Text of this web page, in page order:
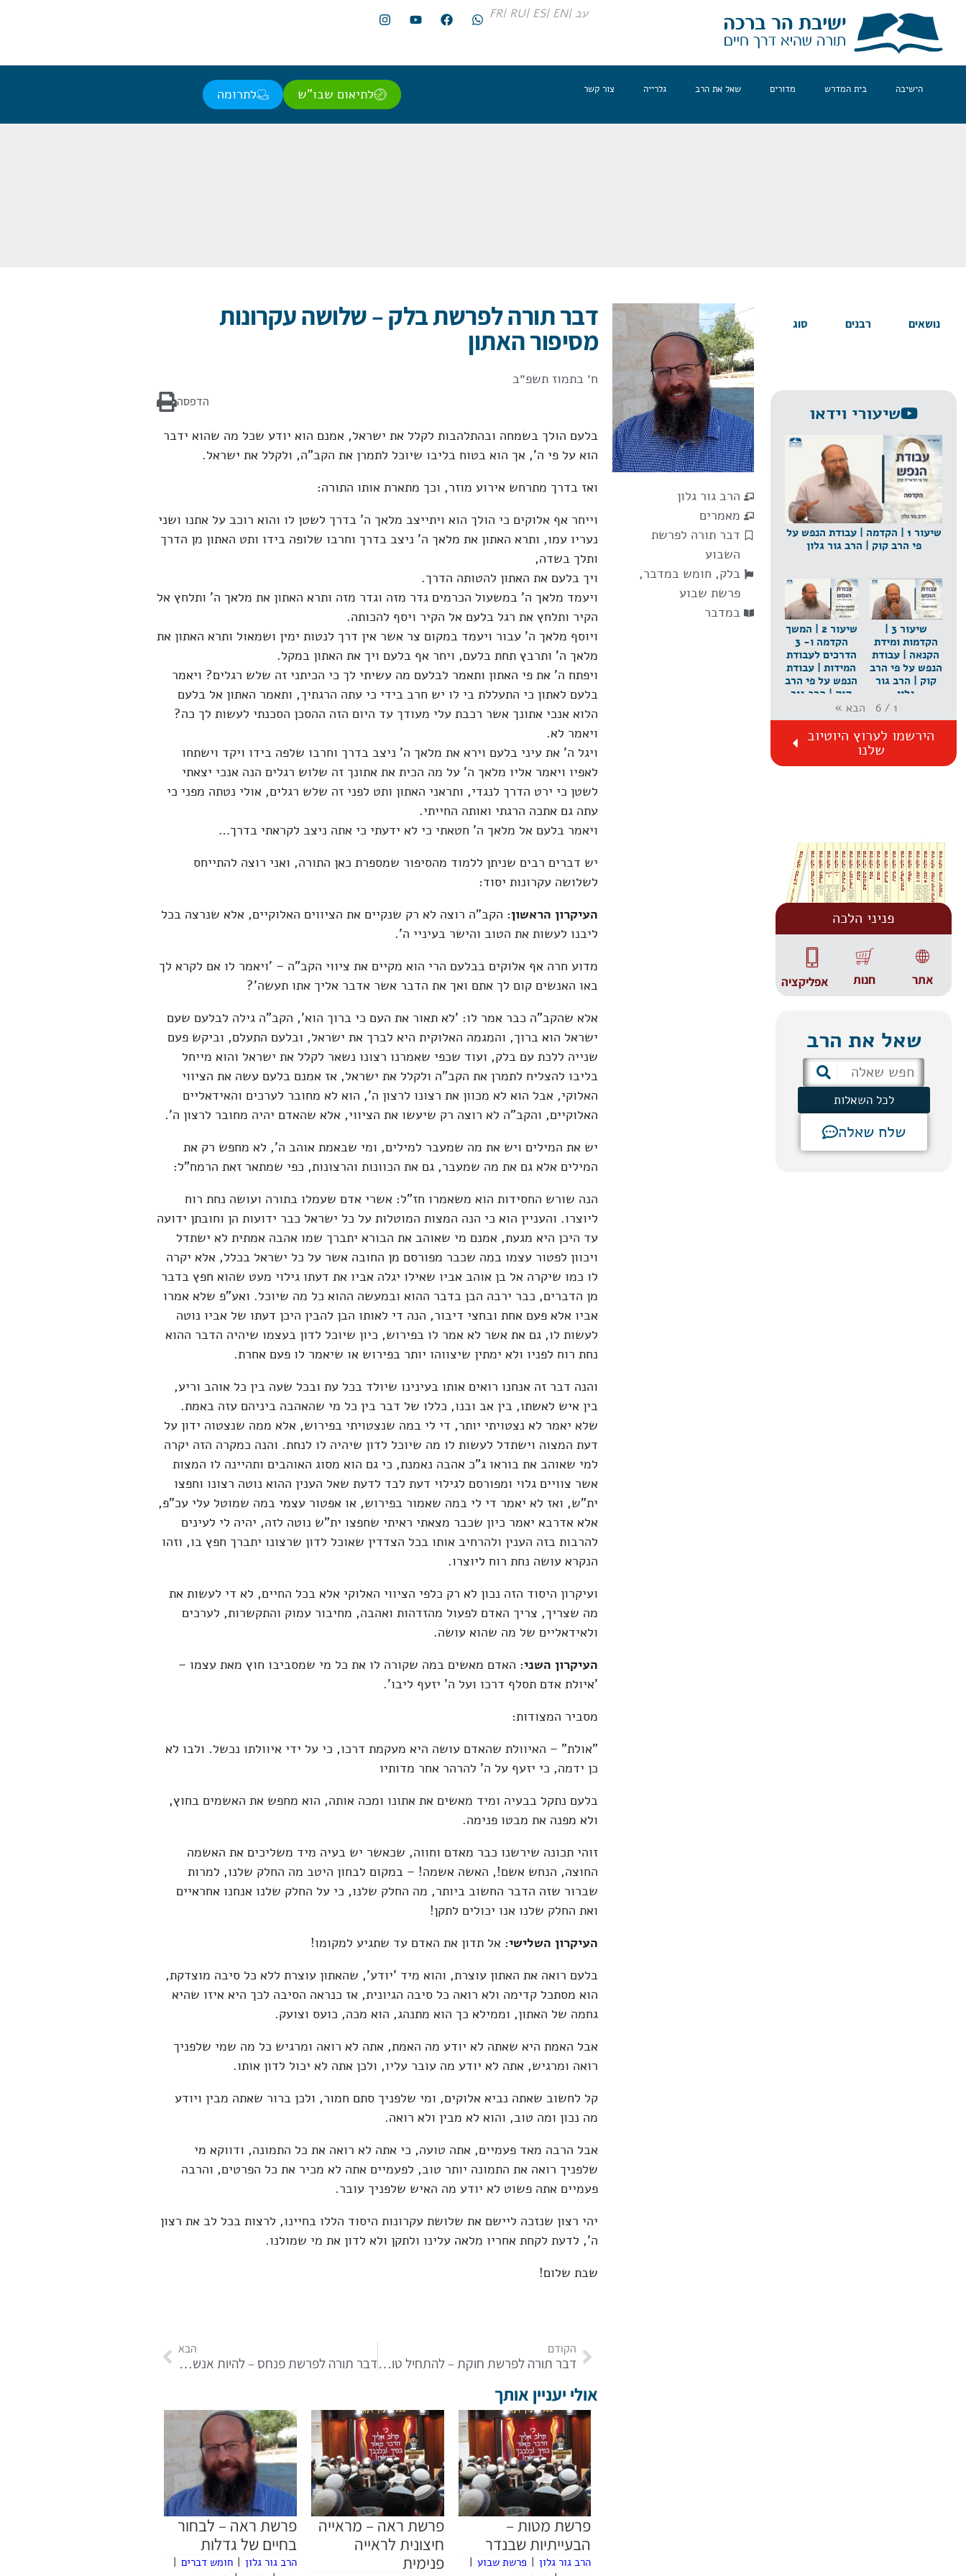
עב |EN |
ES |
RU |
FR
הישיבה בית המדרש מדורים שאל את הרב גלרייה צור קשר לתיאום שבו"ש לתרומה
נושאים רבנים סוג
שיעורי וידאו
שיעור 1 | הקדמה | עבודת הנפש על
פי הרב קוק | הרב גור גלון
שיעור 2 | המשך
הקדמה ו- 3
הדרכים לעבודת
המידות | עבודת
הנפש על פי הרב
קוק | הרב גור
הקדמות ומידת
הקנאה | עבודת
הנפש על פי הרב
קוק | הרב גור
גלון
1
/
6 הבא »
הירשמו לערוץ היוטיוב
שלנו
פניני הלכה
אתר חנות אפליקציה
שאל את הרב
לכל השאלות
שלח שאלה
הרב גור גלון
מאמרים
דבר תורה לפרשת
השבוע
בלק, חומש במדבר,
פרשת שבוע
במדבר
דבר תורה לפרשת בלק – שלושה עקרונות
מסיפור האתון
ח׳ בתמוז תשפ״ב
הדפסה
בלעם הולך בשמחה ובהתלהבות לקלל את ישראל, אמנם הוא יודע שכל מה שהוא ידבר
הוא על פי ה', אך הוא בטוח בליבו שיוכל לתמרן את הקב"ה, ולקלל את ישראל.
ואז בדרך מתרחש אירוע מוזר, וכך מתארת אותו התורה:
וייחר אף אלוקים כי הולך הוא ויתייצב מלאך ה' בדרך לשטן לו והוא רוכב על אתנו ושני
נעריו עמו, ותרא האתון את מלאך ה' ניצב בדרך וחרבו שלופה בידו ותט האתון מן הדרך
ותלך בשדה,
ויך בלעם את האתון להטותה הדרך.
ויעמד מלאך ה' במשעול הכרמים גדר מזה וגדר מזה ותרא האתון את מלאך ה' ותלחץ אל
הקיר ותלחץ את רגל בלעם אל הקיר ויסף להכותה.
ויוסף מלאך ה' עבור ויעמד במקום צר אשר אין דרך לנטות ימין ושמאול ותרא האתון את
מלאך ה' ותרבץ תחת בלעם, ויחר אף בלעם ויך את האתון במקל.
ויפתח ה' את פי האתון ותאמר לבלעם מה עשיתי לך כי הכיתני זה שלש רגלים? ויאמר
בלעם לאתון כי התעללת בי לו יש חרב בידי כי עתה הרגתיך, ותאמר האתון אל בלעם
הלוא אנכי אתונך אשר רכבת עלי מעודך עד היום הזה ההסכן הסכנתי לעשות לך כה?
ויאמר לא.
ויגל ה' את עיני בלעם וירא את מלאך ה' ניצב בדרך וחרבו שלפה בידו ויקד וישתחו
לאפיו ויאמר אליו מלאך ה' על מה הכית את אתונך זה שלוש רגלים הנה אנכי יצאתי
לשטן כי ירט הדרך לנגדי, ותראני האתון ותט לפני זה שלש רגלים, אולי נטתה מפני כי
עתה גם אתכה הרגתי ואותה החייתי.
ויאמר בלעם אל מלאך ה' חטאתי כי לא ידעתי כי אתה ניצב לקראתי בדרך…
יש דברים רבים שניתן ללמוד מהסיפור שמספרת כאן התורה, ואני רוצה להתייחס
לשלושה עקרונות יסוד:
העיקרון הראשון: הקב"ה רוצה לא רק שנקיים את הציווים האלוקיים, אלא שנרצה בכל
ליבנו לעשות את הטוב והישר בעיניי ה'.
מדוע חרה אף אלוקים בבלעם הרי הוא מקיים את ציווי הקב"ה – 'ויאמר לו אם לקרא לך
באו האנשים קום לך אתם ואך את הדבר אשר אדבר אליך אתו תעשה'?
אלא שהקב"ה כבר אמר לו: 'לא תאור את העם כי ברוך הוא', הקב"ה גילה לבלעם שעם
ישראל הוא ברוך, והמגמה האלוקית היא לברך את ישראל, ובלעם התעלם, וביקש פעם
שנייה ללכת עם בלק, ועוד שכפי שאמרנו רצונו נשאר לקלל את ישראל והוא מייחל
בליבו להצליח לתמרן את הקב"ה ולקלל את ישראל, אז אמנם בלעם עשה את הציווי
האלוקי, אבל הוא לא מכוון את רצונו לרצון ה', הוא לא מחובר לערכים והאידאליים
האלוקיים, והקב"ה לא רוצה רק שיעשו את הציווי, אלא שהאדם יהיה מחובר לרצון ה'.
יש את המילים ויש את מה שמעבר למילים, ומי שבאמת אוהב ה', לא מחפש רק את
המילים אלא גם את מה שמעבר, גם את הכוונות והרצונות, כפי שמתאר זאת הרמח"ל:
הנה שורש החסידות הוא משאמרו חז"ל: אשרי אדם שעמלו בתורה ועושה נחת רוח
ליוצרו. והעניין הוא כי הנה המצות המוטלות על כל ישראל כבר ידועות הן וחובתן ידועה
עד היכן היא מגעת, אמנם מי שאוהב את הבורא יתברך שמו אהבה אמתית לא ישתדל
ויכוון לפטור עצמו במה שכבר מפורסם מן החובה אשר על כל ישראל בכלל, אלא יקרה
לו כמו שיקרה אל בן אוהב אביו שאילו יגלה אביו את דעתו גילוי מעט שהוא חפץ בדבר
מן הדברים, כבר ירבה הבן בדבר ההוא ובמעשה ההוא כל מה שיוכל. ואע"פ שלא אמרו
אביו אלא פעם אחת ובחצי דיבור, הנה די לאותו הבן להבין היכן דעתו של אביו נוטה
לעשות לו, גם את אשר לא אמר לו בפירוש, כיון שיוכל לדון בעצמו שיהיה הדבר ההוא
נחת רוח לפניו ולא ימתין שיצווהו יותר בפירוש או שיאמר לו פעם אחרת.
והנה דבר זה אנחנו רואים אותו בעינינו שיולד בכל עת ובכל שעה בין כל אוהב וריע,
בין איש לאשתו, בין אב ובנו, כללו של דבר בין כל מי שהאהבה ביניהם עזה באמת.
שלא יאמר לא נצטויתי יותר, די לי במה שנצטויתי בפירוש, אלא ממה שנצטוה ידון על
דעת המצוה וישתדל לעשות לו מה שיוכל לדון שיהיה לו לנחת. והנה כמקרה הזה יקרה
למי שאוהב את בוראו ג"כ אהבה נאמנת, כי גם הוא מסוג האוהבים ותהיינה לו המצות
אשר צוויים גלוי ומפורסם לגילוי דעת לבד לדעת שאל הענין ההוא נוטה רצונו וחפצו
ית"ש, ואז לא יאמר די לי במה שאמור בפירוש, או אפטור עצמי במה שמוטל עלי עכ"פ,
אלא אדרבא יאמר כיון שכבר מצאתי ראיתי שחפצו ית"ש נוטה לזה, יהיה לי לעינים
להרבות בזה הענין ולהרחיב אותו בכל הצדדין שאוכל לדון שרצונו יתברך חפץ בו, וזהו
הנקרא עושה נחת רוח ליוצרו.
ועיקרון היסוד הזה נכון לא רק כלפי הציווי האלוקי אלא בכל החיים, לא די לעשות את
מה שצריך, צריך האדם לפעול מהזדהות ואהבה, מחיבור עמוק והתקשרות, לערכים
ולאידאליים של מה שהוא עושה.
העיקרון השני: האדם מאשים במה שקורה לו את כל מי שמסביבו חוץ מאת עצמו –
'איולת אדם תסלף דרכו ועל ה' יזעף ליבו'.
מסביר המצודות:
"אולת" – האיוולת שהאדם עושה היא מעקמת דרכו, כי על ידי איוולתו נכשל. ולבו לא
כן ידמה, כי יזעף על ה' להרהר אחר מדותיו
בלעם נתקל בבעיה ומיד מאשים את אתונו ומכה אותה, הוא מחפש את האשמים בחוץ,
ולא מפנה את מבטו פנימה.
זוהי תכונה שירשנו כבר מאדם וחווה, שכאשר יש בעיה מיד משליכים את האשמה
החוצה, הנחש אשם!, האשה אשמה! – במקום לבחון היטב מה החלק שלנו, למרות
שברור שזה הדבר החשוב ביותר, מה החלק שלנו, כי על החלק שלנו אנחנו אחראיים
ואת החלק שלנו אנו יכולים לתקן!
העיקרון השלישי: אל תדון את האדם עד שתגיע למקומו!
בלעם רואה את האתון עוצרת, והוא מיד 'יודע', שהאתון עוצרת ללא כל סיבה מוצדקת,
הוא מסתכל קדימה ולא רואה כל סיבה הגיונית, אז כנראה הסיבה לכך היא איזו שהיא
גחמה של האתון, וממילא כך הוא מתנהג, הוא מכה, כועס וצועק.
אבל האמת היא שאתה לא יודע מה האמת, אתה לא רואה ומרגיש כל מה שמי שלפניך
רואה ומרגיש, אתה לא יודע מה עובר עליו, ולכן אתה לא יכול לדון אותו.
קל לחשוב שאתה נביא אלוקים, ומי שלפניך סתם חמור, ולכן ברור שאתה מבין ויודע
מה נכון ומה טוב, והוא לא מבין ולא רואה.
אבל הרבה מאד פעמיים, אתה טועה, כי אתה לא רואה את כל התמונה, ודווקא מי
שלפניך רואה את התמונה יותר טוב, לפעמיים אתה לא מכיר את כל הפרטים, והרבה
פעמיים אתה פשוט לא יודע מה האיש שלפניך עובר.
יהי רצון שנזכה ליישם את שלושת עקרונות היסוד הללו בחיינו, לרצות בכל לב את רצון
ה', לדעת לקחת אחריו מלאה עלינו ולתקן ולא לדון את מי שמולנו.
שבת שלום!
הקודם
דבר תורה לפרשת חוקת – להתחיל טוב ולסיים מעולה!
הבא
דבר תורה לפרשת פנחס – להיות אנשים טוטליים!
אולי יעניין אותך
פרשת מטות –
הבעייתיות שבנדר
הרב גור גלון | פרשת שבוע |
פרשת ראה – מראייה
חיצונית לראייה
פנימית
פרשת ראה – לבחור
בחיים של גדלות
הרב גור גלון | חומש דברים |